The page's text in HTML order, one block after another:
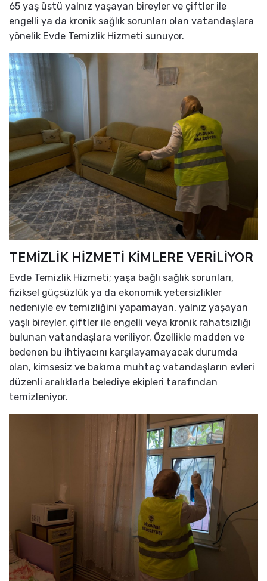
65 yaş üstü yalnız yaşayan bireyler ve çiftler ile
engelli ya da kronik sağlık sorunları olan vatandaşlara
yönelik Evde Temizlik Hizmeti sunuyor.
TEMİZLİK HİZMETİ KİMLERE VERİLİYOR
Evde Temizlik Hizmeti; yaşa bağlı sağlık sorunları,
fiziksel güçsüzlük ya da ekonomik yetersizlikler
nedeniyle ev temizliğini yapamayan, yalnız yaşayan
yaşlı bireyler, çiftler ile engelli veya kronik rahatsızlığı
bulunan vatandaşlara veriliyor. Özellikle madden ve
bedenen bu ihtiyacını karşılayamayacak durumda
olan, kimsesiz ve bakıma muhtaç vatandaşların evleri
düzenli aralıklarla belediye ekipleri tarafından
temizleniyor.